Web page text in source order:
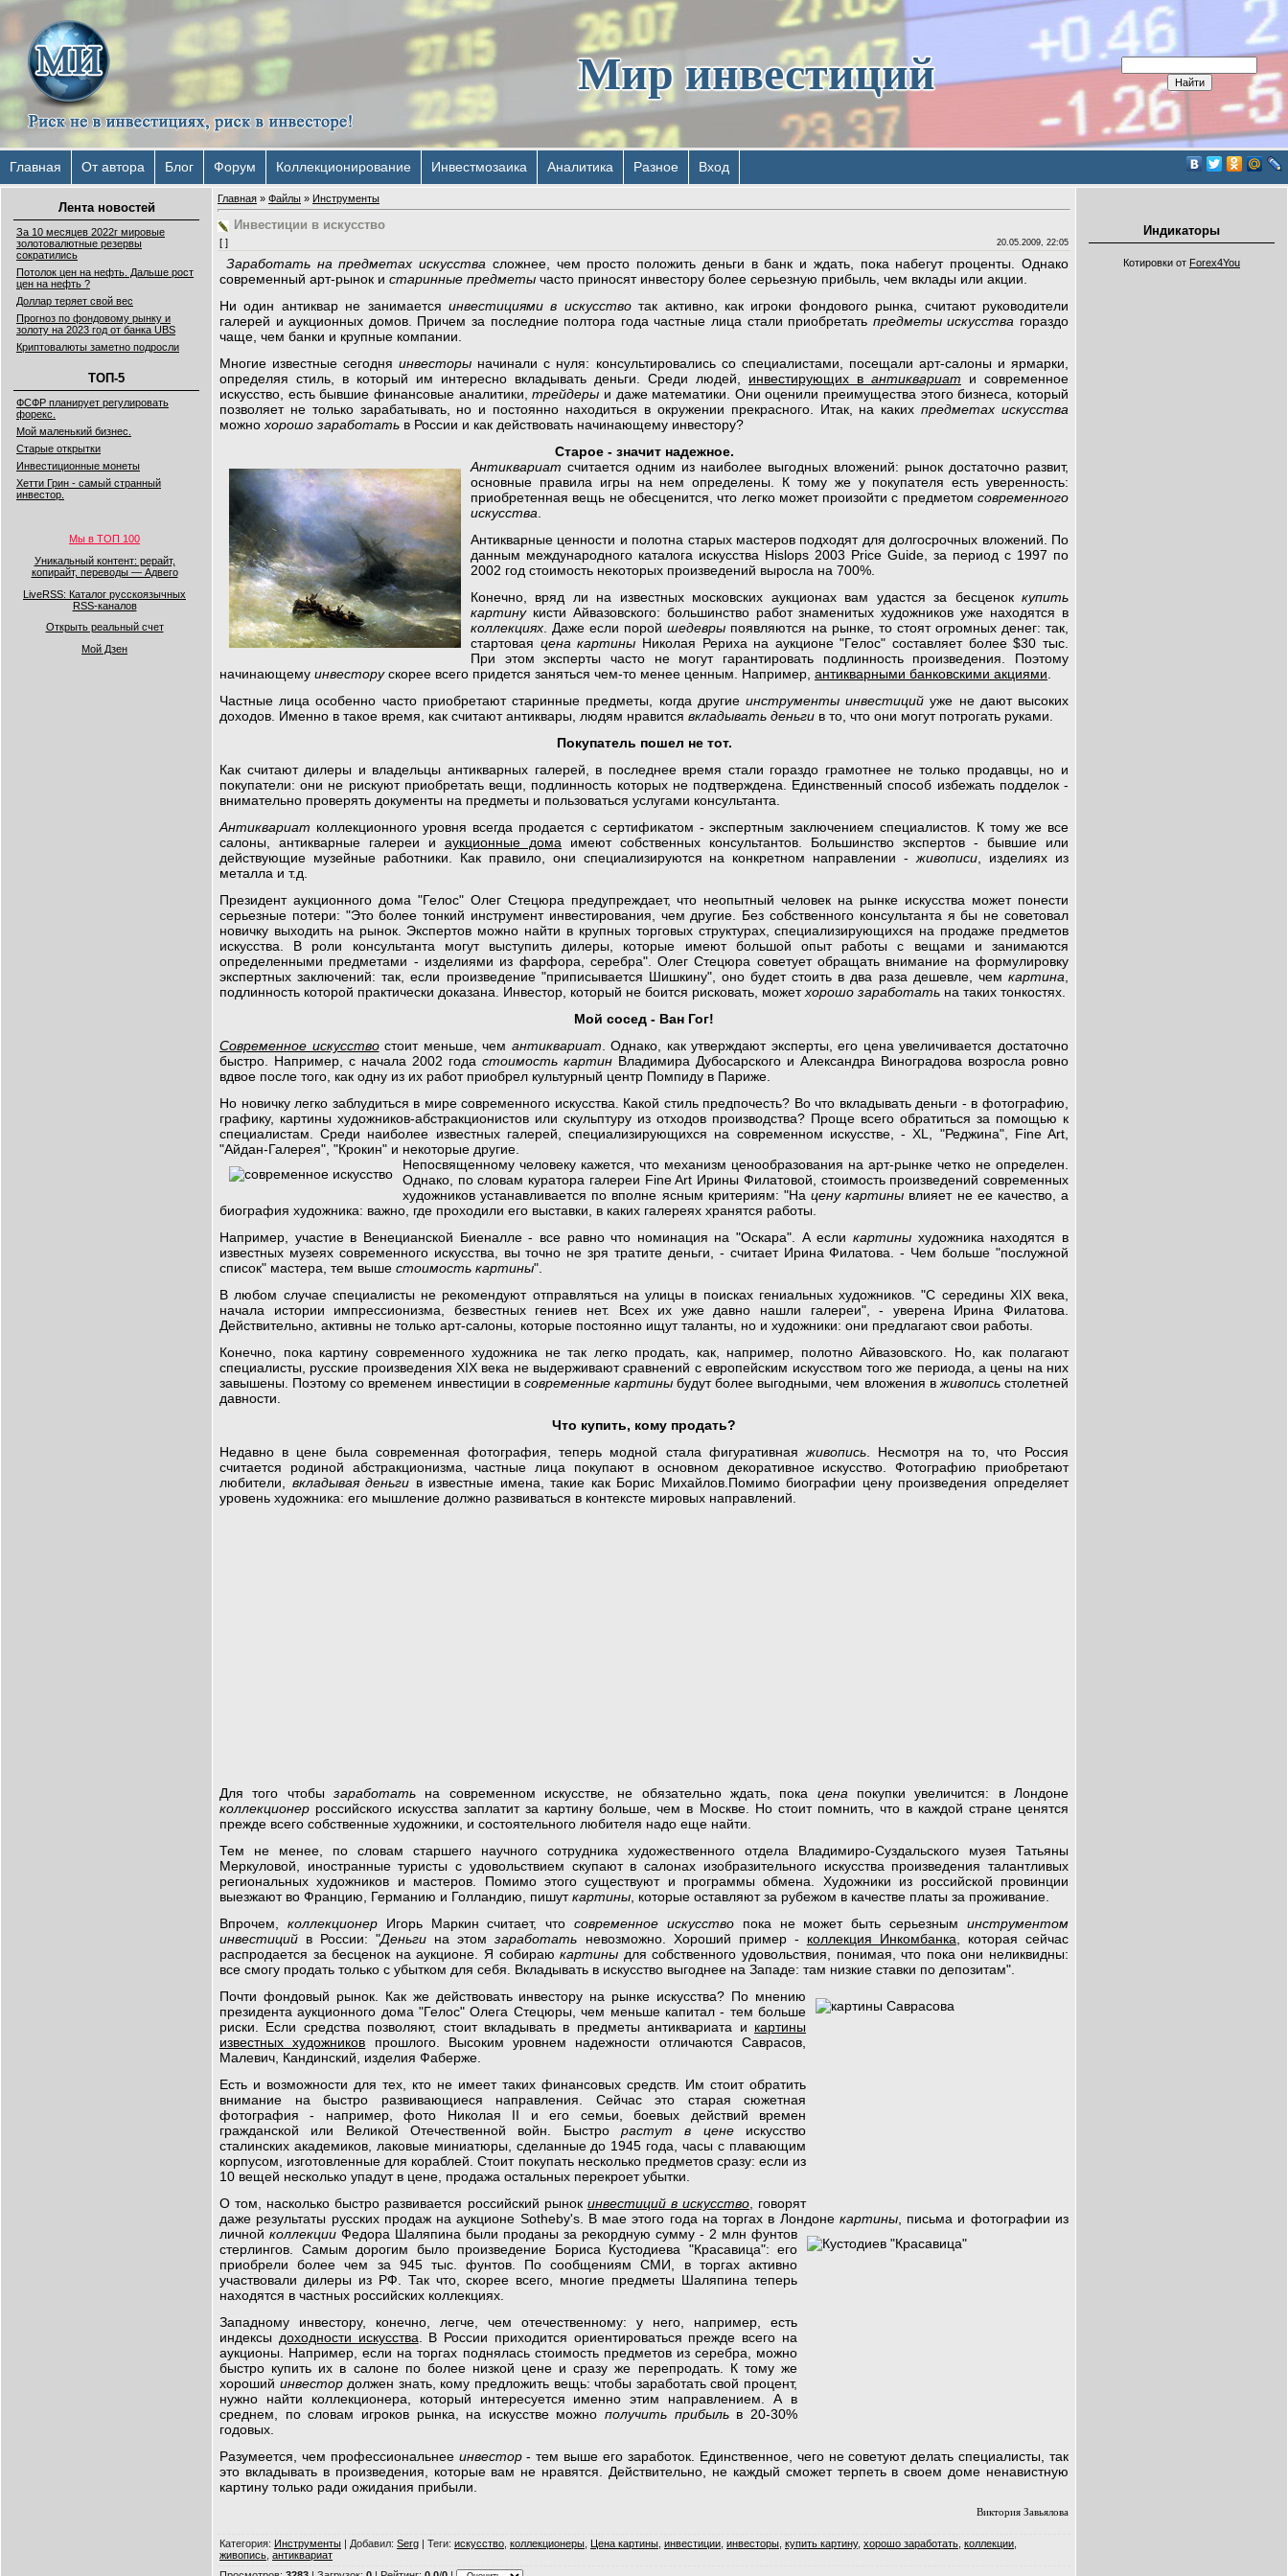
Мир инвестиций
Главная От автора Блог Форум Коллекционирование Инвестмозаика Аналитика Разное Вход
Лента новостей
За 10 месяцев 2022г мировые
золотовалютные резервы
сократились
Потолок цен на нефть. Дальше рост
цен на нефть ?
Доллар теряет свой вес
Прогноз по фондовому рынку и
золоту на 2023 год от банка UBS
Криптовалюты заметно подросли
ТОП-5
ФСФР планирует регулировать
форекс.
Мой маленький бизнес.
Старые открытки
Инвестиционные монеты
Хетти Грин - самый странный
инвестор.
Мы в ТОП 100
Уникальный контент: рерайт,
копирайт, переводы — Адвего
LiveRSS: Каталог русскоязычных
RSS-каналов
Открыть реальный счет
Мой Дзен
Главная » Файлы » Инструменты
Инвестиции в искусство
[ ] 20.05.2009, 22:05
Заработать на предметах искусства сложнее, чем просто положить деньги в банк и ждать, пока набегут проценты. Однако
современный арт-рынок и старинные предметы часто приносят инвестору более серьезную прибыль, чем вклады или акции.
Ни один антиквар не занимается инвестициями в искусствотак активно, как игроки фондового рынка, считают руководители
галерей и аукционных домов. Причем за последние полтора года частные лица стали приобретать предметы искусства гораздо
чаще, чем банки и крупные компании.
Многие известные сегодняинвесторы начинали с нуля: консультировались со специалистами, посещали арт-салоны и ярмарки,
определяя стиль, в который им интересно вкладывать деньги. Среди людей, инвестирующих в антиквариат и современное
искусство, есть бывшие финансовые аналитики,трейдеры и даже математики. Они оценили преимущества этого бизнеса, который
позволяет не только зарабатывать, но и постоянно находиться в окружении прекрасного. Итак, на какихпредметах искусства
можно хорошо заработать в России и как действовать начинающему инвестору?
Старое - значит надежное.
Антиквариат считается одним из наиболее выгодных вложений: рынок достаточно развит,
основные правила игры на нем определены. К тому же у покупателя есть уверенность:
приобретенная вещь не обесценится, что легко может произойти с предметом современного
искусства
Антикварные ценности и полотна старых мастеров подходят для долгосрочных вложений. По
данным международного каталога искусства Hislops 2003 Price Guide, за период с 1997 по
2002 год стоимость некоторых произведений выросла на 700%.
Конечно, вряд ли на известных московских аукционах вам удастся за бесценок купить
картинукисти Айвазовского: большинство работ знаменитых художников уже находятся в
коллекциях . Даже если поройшедевры появляются на рынке, то стоят огромных денег: так,
стартовая цена картины Николая Рериха на аукционе "Гелос" составляет более $30 тыс.
При этом эксперты часто не могут гарантировать подлинность произведения. Поэтому
начинающему инвесторускорее всего придется заняться чем-то менее ценным. Например, антикварными банковскими акциями
Частные лица особенно часто приобретают старинные предметы, когда другие инструменты инвестиций уже не дают высоких
доходов. Именно в такое время, как считают антиквары, людям нравится вкладывать деньги в то, что они могут потрогать руками.
Покупатель пошел не тот.
Как считают дилеры и владельцы антикварных галерей, в последнее время стали гораздо грамотнее не только продавцы, но и
покупатели: они не рискуют приобретать вещи, подлинность которых не подтверждена. Единственный способ избежать подделок -
внимательно проверять документы на предметы и пользоваться услугами консультанта.
Антиквариат коллекционного уровня всегда продается с сертификатом - экспертным заключением специалистов. К тому же все
салоны, антикварные галереи и аукционные дома имеют собственных консультантов. Большинство экспертов - бывшие или
действующие музейные работники. Как правило, они специализируются на конкретном направлении -живописи , изделиях из
металла и т.д.
Президент аукционного дома "Гелос" Олег Стецюра предупреждает, что неопытный человек на рынке искусства может понести
серьезные потери: "Это более тонкий инструмент инвестирования, чем другие. Без собственного консультанта я бы не советовал
новичку выходить на рынок. Экспертов можно найти в крупных торговых структурах, специализирующихся на продаже предметов
искусства. В роли консультанта могут выступить дилеры, которые имеют большой опыт работы с вещами и занимаются
определенными предметами - изделиями из фарфора, серебра". Олег Стецюра советует обращать внимание на формулировку
экспертных заключений: так, если произведение "приписывается Шишкину", оно будет стоить в два раза дешевле, чем картина
подлинность которой практически доказана. Инвестор, который не боится рисковать, можетхорошо заработать на таких тонкостях.
Мой сосед - Ван Гог!
Современное искусствостоит меньше, чем антиквариат . Однако, как утверждают эксперты, его цена увеличивается достаточно
быстро. Например, с начала 2002 года стоимость картин Владимира Дубосарского и Александра Виноградова возросла ровно
вдвое после того, как одну из их работ приобрел культурный центр Помпиду в Париже.
Но новичку легко заблудиться в мире современного искусства. Какой стиль предпочесть? Во что вкладывать деньги - в фотографию,
графику, картины художников-абстракционистов или скульптуру из отходов производства? Проще всего обратиться за помощью к
специалистам. Среди наиболее известных галерей, специализирующихся на современном искусстве, - XL, "Реджина", Fine Art,
"Айдан-Галерея", "Крокин" и некоторые другие.
Непосвященному человеку кажется, что механизм ценообразования на арт-рынке четко не определен.
Однако, по словам куратора галереи Fine Art Ирины Филатовой, стоимость произведений современных
художников устанавливается по вполне ясным критериям: "Нацену картины влияет не ее качество, а
биография художника: важно, где проходили его выставки, в каких галереях хранятся работы.
Например, участие в Венецианской Биеналле - все равно что номинация на "Оскара". А есликартины художника находятся в
известных музеях современного искусства, вы точно не зря тратите деньги, - считает Ирина Филатова. - Чем больше "послужной
список" мастера, тем выше стоимость картины".
В любом случае специалисты не рекомендуют отправляться на улицы в поисках гениальных художников. "С середины XIX века,
начала истории импрессионизма, безвестных гениев нет. Всех их уже давно нашли галереи", - уверена Ирина Филатова.
Действительно, активны не только арт-салоны, которые постоянно ищут таланты, но и художники: они предлагают свои работы.
Конечно, пока картину современного художника не так легко продать, как, например, полотно Айвазовского. Но, как полагают
специалисты, русские произведения XIX века не выдерживают сравнений с европейским искусством того же периода, а цены на них
завышены. Поэтому со временем инвестиции всовременные картиныбудут более выгодными, чем вложения вживописьстолетней
давности.
Что купить, кому продать?
Недавно в цене была современная фотография, теперь модной стала фигуративная живопись . Несмотря на то, что Россия
считается родиной абстракционизма, частные лица покупают в основном декоративное искусство. Фотографию приобретают
любители, вкладывая деньги в известные имена, такие как Борис Михайлов.Помимо биографии цену произведения определяет
уровень художника: его мышление должно развиваться в контексте мировых направлений.
Для того чтобы заработать на современном искусстве, не обязательно ждать, пока цена покупки увеличится: в Лондоне
коллекционер российского искусства заплатит за картину больше, чем в Москве. Но стоит помнить, что в каждой стране ценятся
прежде всего собственные художники, и состоятельного любителя надо еще найти.
Тем не менее, по словам старшего научного сотрудника художественного отдела Владимиро-Суздальского музея Татьяны
Меркуловой, иностранные туристы с удовольствием скупают в салонах изобразительного искусства произведения талантливых
региональных художников и мастеров. Помимо этого существуют и программы обмена. Художники из российской провинции
выезжают во Францию, Германию и Голландию, пишуткартины , которые оставляют за рубежом в качестве платы за проживание.
Впрочем, коллекционерИгорь Маркин считает, чтосовременное искусствопока не может быть серьезныминструментом
инвестиций в России: "Деньги на этомзаработать невозможно. Хороший пример - коллекция Инкомбанка , которая сейчас
распродается за бесценок на аукционе. Я собираюкартины для собственного удовольствия, понимая, что пока они неликвидны:
все смогу продать только с убытком для себя. Вкладывать в искусство выгоднее на Западе: там низкие ставки по депозитам".
Почти фондовый рынок. Как же действовать инвестору на рынке искусства? По мнению
президента аукционного дома "Гелос" Олега Стецюры, чем меньше капитал - тем больше
риски. Если средства позволяют, стоит вкладывать в предметы антиквариата и картины
известных художников прошлого. Высоким уровнем надежности отличаются Саврасов,
Малевич, Кандинский, изделия Фаберже.
Есть и возможности для тех, кто не имеет таких финансовых средств. Им стоит обратить
внимание на быстро развивающиеся направления. Сейчас это старая сюжетная
фотография - например, фото Николая II и его семьи, боевых действий времен
гражданской или Великой Отечественной войн. Быстро растут в ценеискусство
сталинских академиков, лаковые миниатюры, сделанные до 1945 года, часы с плавающим
корпусом, изготовленные для кораблей. Стоит покупать несколько предметов сразу: если из
10 вещей несколько упадут в цене, продажа остальных перекроет убытки.
О том, насколько быстро развивается российский рынок инвестиций в искусство, говорят
даже результаты русских продаж на аукционе Sotheby's. В мае этого года на торгах в Лондоне картины, письма и фотографии из
личной коллекции Федора Шаляпина были проданы за рекордную сумму - 2 млн фунтов
стерлингов. Самым дорогим было произведение Бориса Кустодиева "Красавица": его
приобрели более чем за 945 тыс. фунтов. По сообщениям СМИ, в торгах активно
участвовали дилеры из РФ. Так что, скорее всего, многие предметы Шаляпина теперь
находятся в частных российских коллекциях.
Западному инвестору, конечно, легче, чем отечественному: у него, например, есть
индексы доходности искусства . В России приходится ориентироваться прежде всего на
аукционы. Например, если на торгах поднялась стоимость предметов из серебра, можно
быстро купить их в салоне по более низкой цене и сразу же перепродать. К тому же
хороший инвестор должен знать, кому предложить вещь: чтобы заработать свой процент,
нужно найти коллекционера, который интересуется именно этим направлением. А в
среднем, по словам игроков рынка, на искусстве можнополучить прибыльв 20-30%
годовых.
Разумеется, чем профессиональнееинвестор- тем выше его заработок. Единственное, чего не советуют делать специалисты, так
это вкладывать в произведения, которые вам не нравятся. Действительно, не каждый сможет терпеть в своем доме ненавистную
картину только ради ожидания прибыли.
Виктория Завьялова
Категория: Инструменты | Добавил: Serg | Теги: искусство коллекционеры Цена картины инвестиции инвесторы купить картину, хорошо заработать коллекции
живопись антиквариат
Индикаторы
Котировки от Forex4You